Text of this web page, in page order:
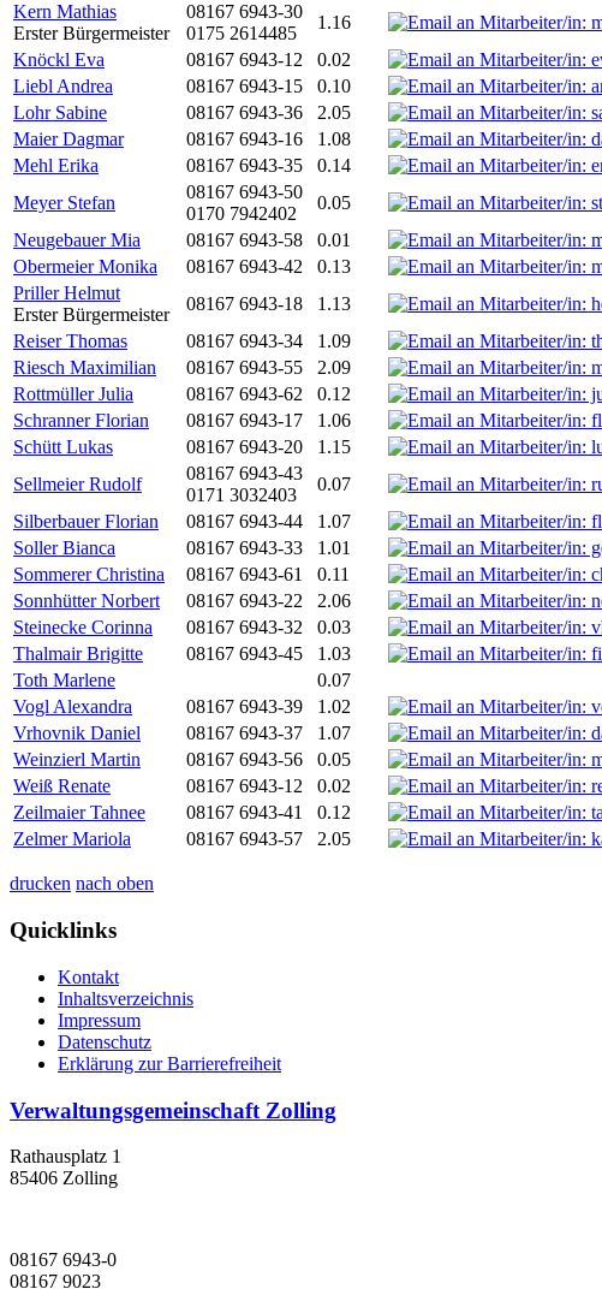
Kern Mathias
Erster Bürgermeister
08167 6943-30
0175 2614485
1.16
Knöckl Eva
08167 6943-12 0.02
Liebl Andrea
08167 6943-15 0.10
Lohr Sabine
08167 6943-36 2.05
Maier Dagmar
08167 6943-16 1.08
Mehl Erika
08167 6943-35 0.14
Meyer Stefan
08167 6943-50
0170 7942402
0.05
Neugebauer Mia
08167 6943-58 0.01
Obermeier Monika
08167 6943-42 0.13
Priller Helmut
Erster Bürgermeister
08167 6943-18 1.13
Reiser Thomas
08167 6943-34 1.09
Riesch Maximilian
08167 6943-55 2.09
Rottmüller Julia
08167 6943-62 0.12
Schranner Florian
08167 6943-17 1.06
Schütt Lukas
08167 6943-20 1.15
Sellmeier Rudolf
08167 6943-43
0171 3032403
0.07
Silberbauer Florian
08167 6943-44 1.07
Soller Bianca
08167 6943-33 1.01
Sommerer Christina
08167 6943-61 0.11
Sonnhütter Norbert
08167 6943-22 2.06
Steinecke Corinna
08167 6943-32 0.03
Thalmair Brigitte
08167 6943-45 1.03
Toth Marlene
0.07
Vogl Alexandra
08167 6943-39 1.02
Vrhovnik Daniel
08167 6943-37 1.07
Weinzierl Martin
08167 6943-56 0.05
Weiß Renate
08167 6943-12 0.02
Zeilmaier Tahnee
08167 6943-41 0.12
Zelmer Mariola
08167 6943-57 2.05
drucken nach oben
Quicklinks
Kontakt
Inhaltsverzeichnis
Impressum
Datenschutz
Erklärung zur Barrierefreiheit
Verwaltungsgemeinschaft Zolling
Rathausplatz 1
85406 Zolling
08167 6943-0
08167 9023